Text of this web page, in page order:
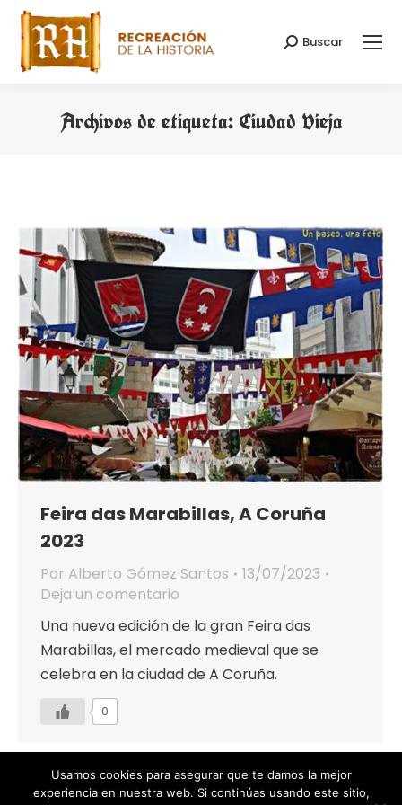
Buscar:
Buscar
Archivos de etiqueta: Ciudad Vieja
Feira das Marabillas, A Coruña
2023
Por Alberto Gómez Santos
13/07/2023
Deja un comentario
Una nueva edición de la gran Feira das
Marabillas, el mercado medieval que se
celebra en la ciudad de A Coruña.
0
Usamos cookies para asegurar que te damos la mejor
experiencia en nuestra web. Si continúas usando este sitio,